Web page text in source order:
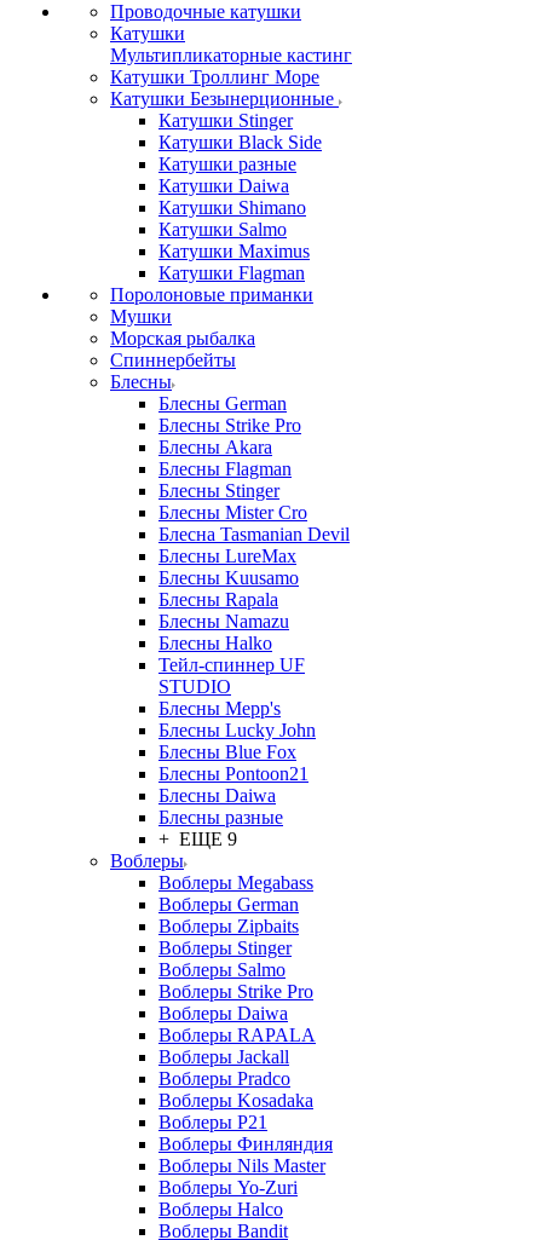
Проводочные катушки
Катушки
Мультипликаторные кастинг
Катушки Троллинг Море
Катушки Безынерционные
Катушки Stinger
Катушки Black Side
Катушки разные
Катушки Daiwa
Катушки Shimano
Катушки Salmo
Катушки Maximus
Катушки Flagman
Поролоновые приманки
Мушки
Морская рыбалка
Спиннербейты
Блесны
Блесны German
Блесны Strike Pro
Блесны Akara
Блесны Flagman
Блесны Stinger
Блесны Mister Cro
Блесна Tasmanian Devil
Блесны LureMax
Блесны Kuusamo
Блесны Rapala
Блесны Namazu
Блесны Halko
Тейл-спиннер UF
STUDIO
Блесны Mepp's
Блесны Lucky John
Блесны Blue Fox
Блесны Pontoon21
Блесны Daiwa
Блесны разные
+ ЕЩЕ 9
Воблеры
Воблеры Megabass
Воблеры German
Воблеры Zipbaits
Воблеры Stinger
Воблеры Salmo
Воблеры Strike Pro
Воблеры Daiwa
Воблеры RAPALA
Воблеры Jackall
Воблеры Pradco
Воблеры Kosadaka
Воблеры P21
Воблеры Финляндия
Воблеры Nils Master
Воблеры Yo-Zuri
Воблеры Halco
Воблеры Bandit